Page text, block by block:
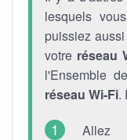
lesquels
puissiez
votre réseau
l'Ensemble
réseau Wi-Fi.
Allez